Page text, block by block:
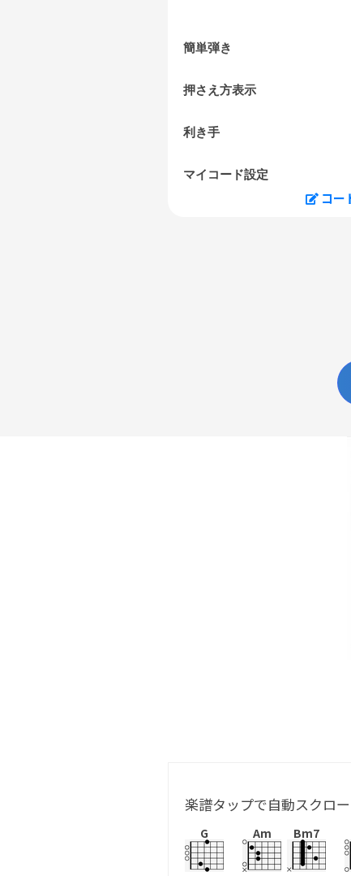
簡単弾き
押さえ方表示
利き手
マイコード設定
コー
楽譜タップで自動スクロ
G Am Bm7